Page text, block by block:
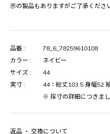
示の製品もありますがご了承くださ
品番 :
78_6_78259610108
カラー :
ネイビー
サイズ :
44
実寸 :
44：総丈103.5 身幅52
※ 採寸の詳細につきまし
返品 ・ 交換について